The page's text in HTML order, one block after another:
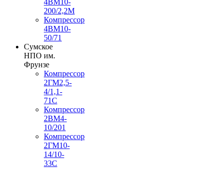
200/2,2М
Компрессор
4ВМ10-
50/71
Сумское
НПО им.
Фрунзе
Компрессор
2ГМ2,5-
4/1,1-
71С
Компрессор
2ВМ4-
10/201
Компрессор
2ГМ10-
14/10-
33С